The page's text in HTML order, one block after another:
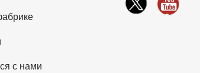
с нами